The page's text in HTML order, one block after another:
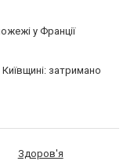
у Франції
затримано
Здоров'я